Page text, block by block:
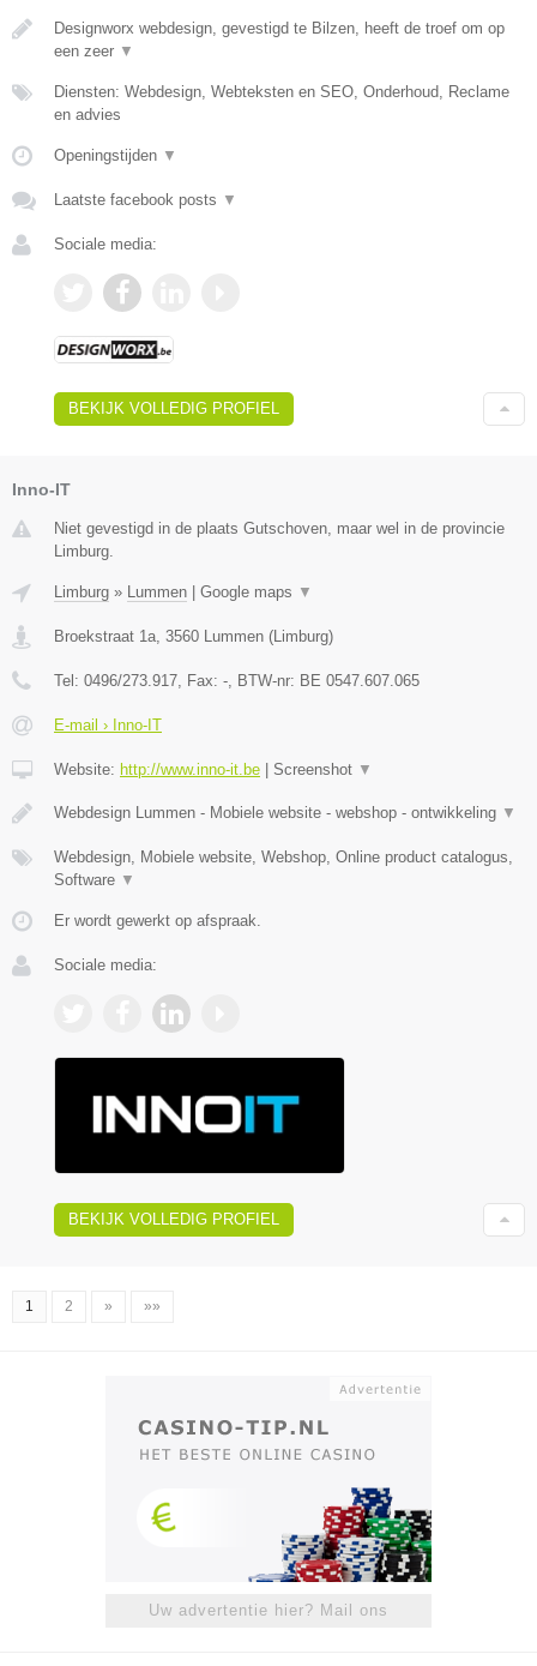
Designworx webdesign, gevestigd te Bilzen, heeft de troef om op
een zeer ▼
Diensten: Webdesign, Webteksten en SEO, Onderhoud, Reclame
en advies
Openingstijden ▼
Laatste facebook posts ▼
Sociale media:
BEKIJK VOLLEDIG PROFIEL
Inno-IT
Niet gevestigd in de plaats Gutschoven, maar wel in de provincie
Limburg.
Limburg » Lummen Google maps ▼
Broekstraat 1a, 3560 Lummen (Limburg)
Tel: 0496/273.917, Fax: -, BTW-nr: BE 0547.607.065
E-mail › Inno-IT
Website: http://www.inno-it.be Screenshot ▼
Webdesign Lummen - Mobiele website - webshop - ontwikkeling ▼
Webdesign, Mobiele website, Webshop, Online product catalogus,
Software ▼
Er wordt gewerkt op afspraak.
Sociale media:
BEKIJK VOLLEDIG PROFIEL
1 2 » »»
Uw advertentie hier? Mail ons